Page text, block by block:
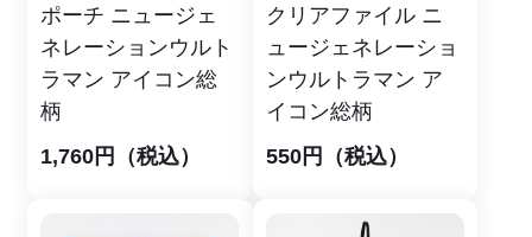
ポーチ ニュージェ
ネレーションウルト
ラマン アイコン総
柄
1,760円（税込）
クリアファイル ニ
ュージェネレーショ
ンウルトラマン ア
イコン総柄
550円（税込）